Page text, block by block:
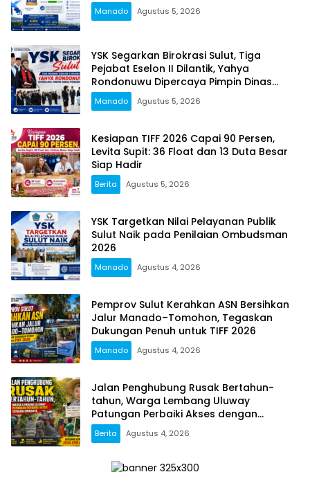
Manado Agustus 5, 2026
YSK Segarkan Birokrasi Sulut, Tiga
Pejabat Eselon II Dilantik, Yahya
Rondonuwu Dipercaya Pimpin Dinas
Pendidikan
Manado Agustus 5, 2026
Kesiapan TIFF 2026 Capai 90 Persen,
Levita Supit: 36 Float dan 13 Duta Besar
Siap Hadir
Berita Agustus 5, 2026
YSK Targetkan Nilai Pelayanan Publik
Sulut Naik pada Penilaian Ombudsman
2026
Manado Agustus 4, 2026
Pemprov Sulut Kerahkan ASN Bersihkan
Jalur Manado–Tomohon, Tegaskan
Dukungan Penuh untuk TIFF 2026
Manado Agustus 4, 2026
Jalan Penghubung Rusak Bertahun-
tahun, Warga Lembang Uluway
Patungan Perbaiki Akses dengan
Swadaya
Berita Agustus 4, 2026